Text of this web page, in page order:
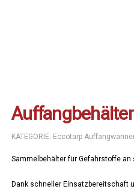
Auffangbehälter
KATEGORIE: Eccotarp
Sammelbehälter für Gefahrstoffe
Dank schneller Einsatzbereitschaft